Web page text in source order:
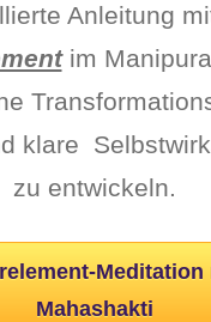
Anleitung
im
klare
zu entwickeln.
Meditation
Mahashakti